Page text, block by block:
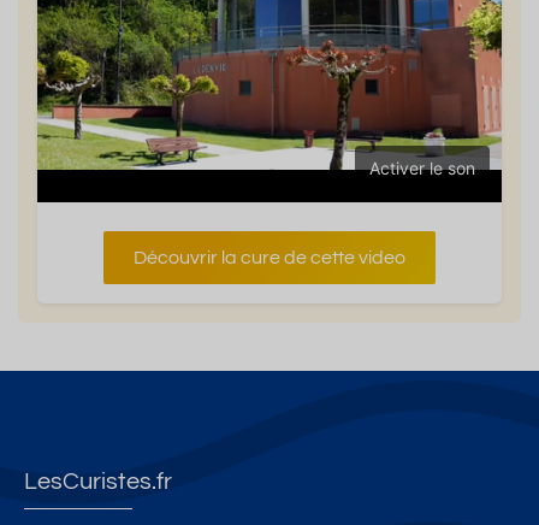
Activer le son
Découvrir la cure de cette video
LesCuristes.fr